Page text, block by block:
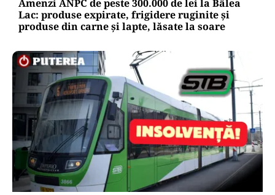
ACTUALITATE
Amenzi ANPC de peste 300.000 de lei la Bâlea